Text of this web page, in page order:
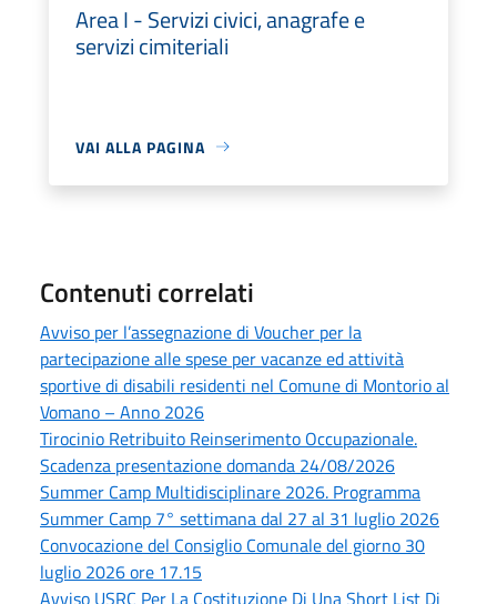
Area I - Servizi civici, anagrafe e
servizi cimiteriali
VAI ALLA PAGINA
Contenuti correlati
Avviso per l’assegnazione di Voucher per la
partecipazione alle spese per vacanze ed attività
sportive di disabili residenti nel Comune di Montorio al
Vomano – Anno 2026
Tirocinio Retribuito Reinserimento Occupazionale.
Scadenza presentazione domanda 24/08/2026
Summer Camp Multidisciplinare 2026. Programma
Summer Camp 7° settimana dal 27 al 31 luglio 2026
Convocazione del Consiglio Comunale del giorno 30
luglio 2026 ore 17.15
Avviso USRC Per La Costituzione Di Una Short List Di